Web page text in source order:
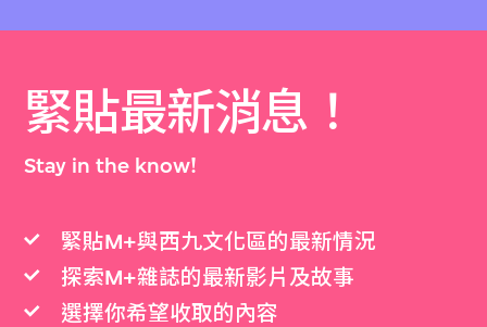
緊貼最新消息！
Stay in the know!
緊貼M+與西九文化區的最新情況
探索M+雜誌的最新影片及故事
選擇你希望收取的內容